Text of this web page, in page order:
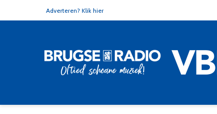
Adverteren? Klik hier